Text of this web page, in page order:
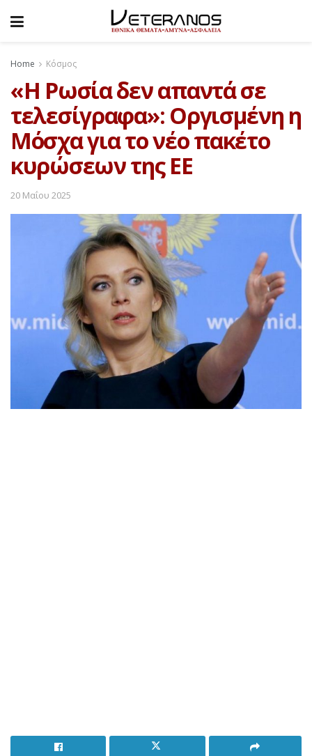
Home Κόσμος
«Η Ρωσία δεν απαντά σε
τελεσίγραφα»: Οργισμένη η
Μόσχα για το νέο πακέτο
κυρώσεων της ΕΕ
20 Μαΐου 2025